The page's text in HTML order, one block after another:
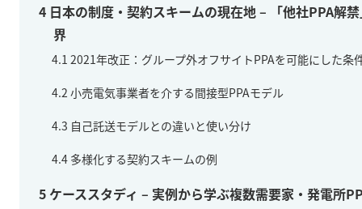
4 日本の制度・契約スキームの現在地 – 「他社PPA解
界
4.1 2021年改正：グループ外オフサイトPPAを可能にした条
4.2 小売電気事業者を介する間接型PPAモデル
4.3 自己託送モデルとの違いと使い分け
4.4 多様化する契約スキームの例
5 ケーススタディ – 実例から学ぶ複数需要家・発電所